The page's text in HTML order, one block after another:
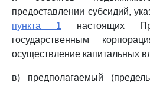
предоставлении субсидий,
пункта 1 настоящих
государственным
осуществление капитальных
в) предполагаемый